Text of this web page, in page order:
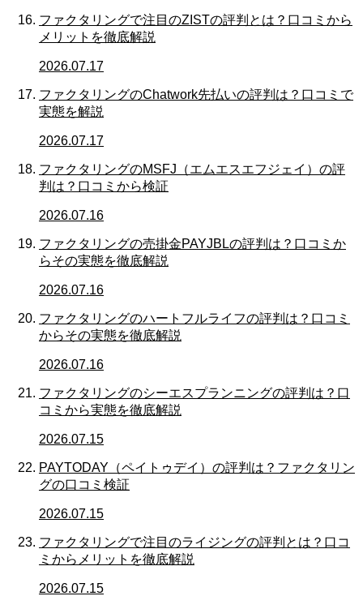
ファクタリングで注目のZISTの評判とは？口コミから
メリットを徹底解説
2026.07.17
ファクタリングのChatwork先払いの評判は？口コミで
実態を解説
2026.07.17
ファクタリングのMSFJ（エムエスエフジェイ）の評
判は？口コミから検証
2026.07.16
ファクタリングの売掛金PAYJBLの評判は？口コミか
らその実態を徹底解説
2026.07.16
ファクタリングのハートフルライフの評判は？口コミ
からその実態を徹底解説
2026.07.16
ファクタリングのシーエスプランニングの評判は？口
コミから実態を徹底解説
2026.07.15
PAYTODAY（ペイトゥデイ）の評判は？ファクタリン
グの口コミ検証
2026.07.15
ファクタリングで注目のライジングの評判とは？口コ
ミからメリットを徹底解説
2026.07.15